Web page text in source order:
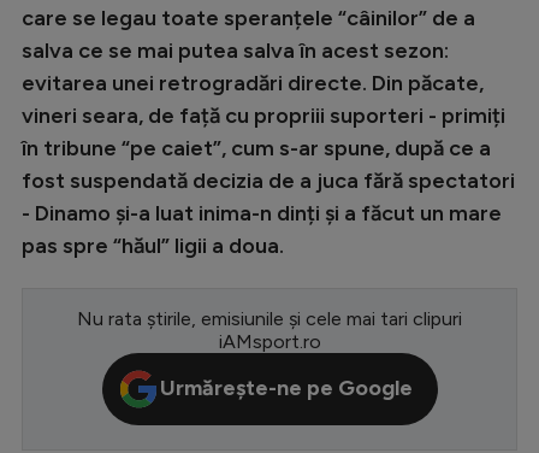
Champions League
Europa League
Conference League
CM 2026
Premier League
LaLiga
Bundesliga
Ligue 1
care se legau toate speranțele “câinilor” de a
salva ce se mai putea salva în acest sezon:
evitarea unei retrogradări directe. Din păcate,
vineri seara, de față cu propriii suporteri - primiți
în tribune “pe caiet”, cum s-ar spune, după ce a
fost suspendată decizia de a juca fără spectatori
- Dinamo și-a luat inima-n dinți și a făcut un mare
pas spre “hăul” ligii a doua.
Nu rata știrile, emisiunile și cele mai tari clipuri
iAMsport.ro
Urmărește-ne pe Google